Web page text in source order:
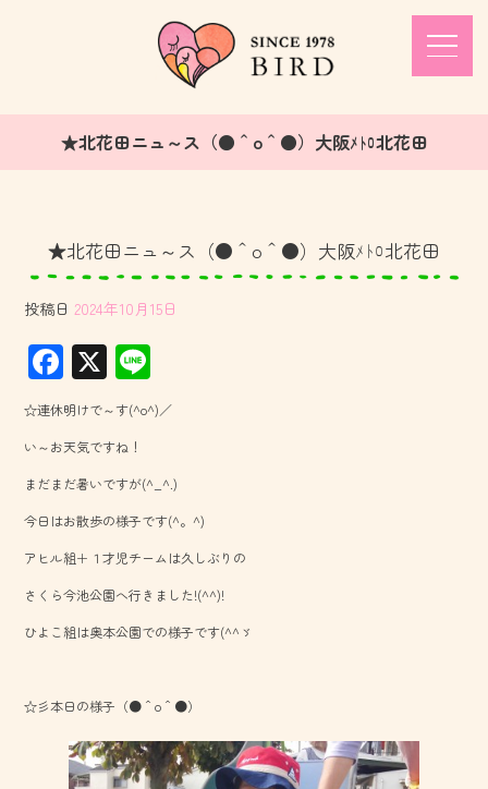
★北花田ニュ～ス（●＾o＾●）大阪ﾒﾄﾛ北花田
★北花田ニュ～ス（●＾o＾●）大阪ﾒﾄﾛ北花田
投稿日 2024年10月15日
F
ac
e
b
o
ok
X
ne
☆連休明けで～す(^o^)／
い～お天気ですね！
まだまだ暑いですが(^_^.)
今日はお散歩の様子です(^。^)
アヒル組＋１才児チームは久しぶりの
さくら今池公園へ行きました!(^^)!
ひよこ組は奥本公園での様子です(^^ゞ
☆彡本日の様子（●＾o＾●）